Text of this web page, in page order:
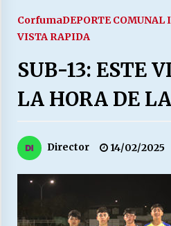
cuándo van a
LA DC POR
HISTORIA
28/07/2026
CUMPLEAÑOS 69
MUNICIPALIDAD,
LABORAL:
13/07/2026
CorfumaDEPORTE COMUNAL I
VISTA RAPIDA
SUB-13: ESTE
LA HORA DE
Director 14/02/2025